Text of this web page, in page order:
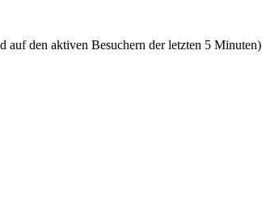
auf den aktiven Besuchern der letzten 5 Minuten)